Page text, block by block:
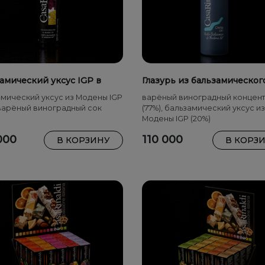
уксус IGP в
250 мл
уксус из Модены IGP
виноградный сок
В КОРЗИНУ
Глазурь из
уксуса 500 мл
варёный виноградный
(77%), бальзамический уксус из
Модены IGP (20%)
110 000 В